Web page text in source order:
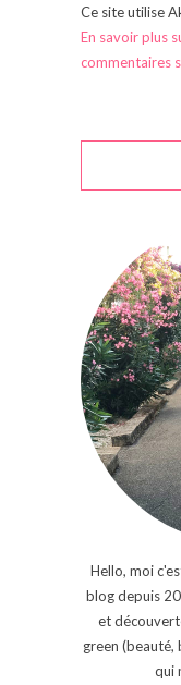
Ce site utilise
En savoir plus
commentaires
Hello, moi
blog depuis
et
green (beauté,
qui